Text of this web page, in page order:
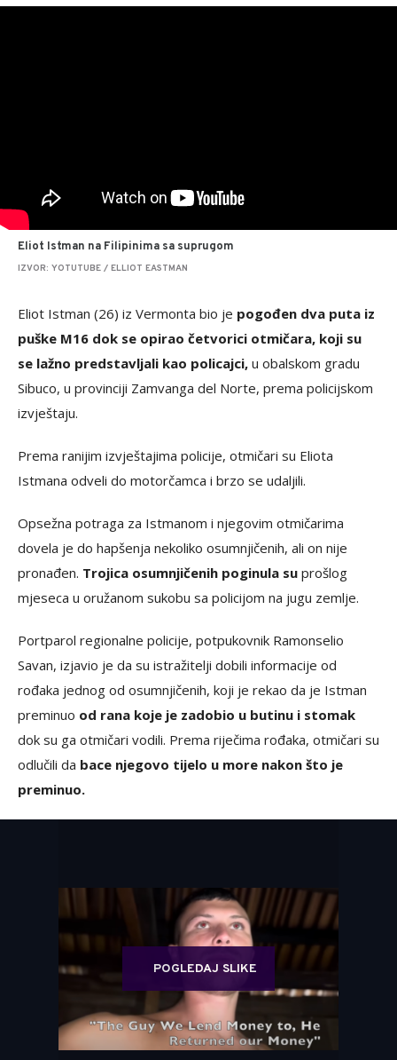
Eliot Istman na Filipinima sa suprugom
IZVOR: YOTUTUBE / ELLIOT EASTMAN
Eliot Istman (26) iz Vermonta bio je pogođen dva puta iz
puške M16 dok se opirao četvorici otmičara, koji su
se lažno predstavljali kao policajci, u obalskom gradu
Sibuco, u provinciji Zamvanga del Norte, prema policijskom
izvještaju.
Prema ranijim izvještajima policije, otmičari su Eliota
Istmana odveli do motorčamca i brzo se udaljili.
Opsežna potraga za Istmanom i njegovim otmičarima
dovela je do hapšenja nekoliko osumnjičenih, ali on nije
pronađen. Trojica osumnjičenih poginula su prošlog
mjeseca u oružanom sukobu sa policijom na jugu zemlje.
Portparol regionalne policije, potpukovnik Ramonselio
Savan, izjavio je da su istražitelji dobili informacije od
rođaka jednog od osumnjičenih, koji je rekao da je Istman
preminuo od rana koje je zadobio u butinu i stomak
dok su ga otmičari vodili. Prema riječima rođaka, otmičari su
odlučili da bace njegovo tijelo u more nakon što je
preminuo.
POGLEDAJ SLIKE